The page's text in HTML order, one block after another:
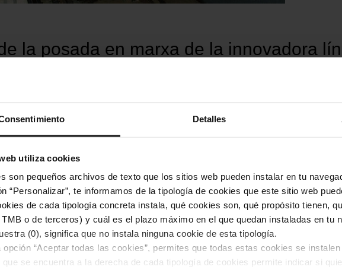
Detalles
utiliza cookies
son pequeños archivos de texto que los sitios web pueden instalar en tu
“Personalizar”, te informamos de la tipología de cookies que este sitio web
de cada tipología concreta instala, qué cookies son, qué propósito tienen,
TMB o de terceros) y cuál es el plazo máximo en el que quedan instaladas en tu
(0), significa que no instala ninguna cookie de esta tipología.
opción “Aceptar todas las cookies”, permites que todas estas cookies se instalen
que se encuentra a la derecha de cada tipología de cookies permite indicar si
la posada en marxa de la innovadora
Recomanacions de
Afectacions a les línies